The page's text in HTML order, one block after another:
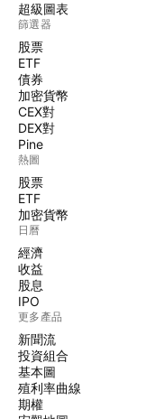
超級圖表
篩選器
股票
ETF
債券
加密貨幣
CEX對
DEX對
Pine
熱圖
股票
ETF
加密貨幣
日曆
經濟
收益
股息
IPO
更多產品
新聞流
投資組合
基本圖
殖利率曲線
期權